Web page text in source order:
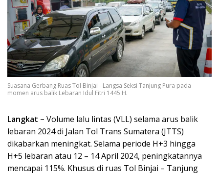
Suasana Gerbang Ruas Tol Binjai - Langsa Seksi Tanjung Pura pada
momen arus balik Lebaran Idul Fitri 1445 H.
Langkat – Volume lalu lintas (VLL) selama arus balik
lebaran 2024 di Jalan Tol Trans Sumatera (JTTS)
dikabarkan meningkat. Selama periode H+3 hingga
H+5 lebaran atau 12 – 14 April 2024, peningkatannya
mencapai 115%. Khusus di ruas Tol Binjai – Tanjung